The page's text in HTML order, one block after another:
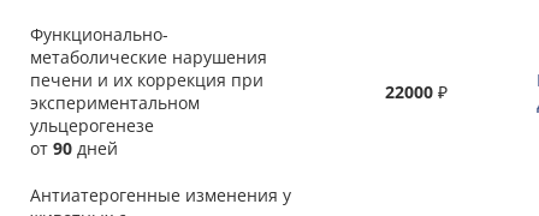
Функционально-
метаболические нарушения
печени и их коррекция при
экспериментальном
ульцерогенезе
от 90 дней
22000 ₽
Антиатерогенные изменения у